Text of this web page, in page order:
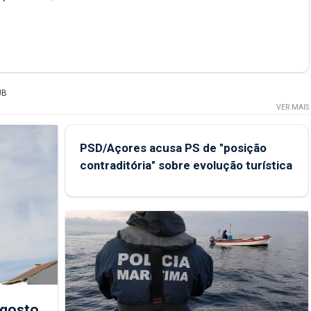
VER MAIS
PSD/Açores acusa PS de "posição
contraditória" sobre evolução turística